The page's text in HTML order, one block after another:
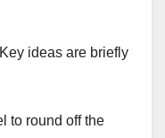
ideas are briefly
to round off the